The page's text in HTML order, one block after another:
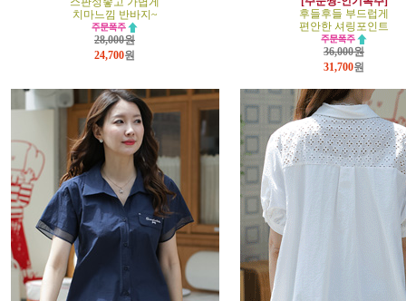
치마느낌 반바지~
28,000원
24,700원
후들후들 부드럽게
편안한 셔링포인트
36,000원
31,700원